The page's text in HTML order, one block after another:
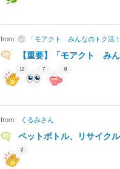
from: 「モアクト みんなのトク活
【重要】「モアクト み
12 7 8
from: くるみさん
ペットボトル、リサイク
2